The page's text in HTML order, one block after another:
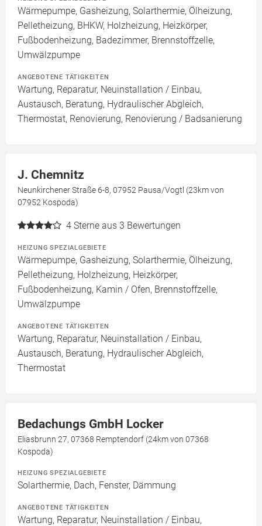
Wärmepumpe, Gasheizung, Solarthermie, Ölheizung,
Pelletheizung, BHKW, Holzheizung, Heizkörper,
Fußbodenheizung, Badezimmer, Brennstoffzelle,
Umwälzpumpe
ANGEBOTENE TÄTIGKEITEN
Wartung, Reparatur, Neuinstallation / Einbau,
Austausch, Beratung, Hydraulischer Abgleich,
Thermostat, Renovierung, Renovierung / Badsanierung
J. Chemnitz
Neunkirchener Straße 6-8, 07952 Pausa/Vogtl (23km von
07952 Kospoda)
4 Sterne aus 3 Bewertungen
HEIZUNG SPEZIALGEBIETE
Wärmepumpe, Gasheizung, Solarthermie, Ölheizung,
Pelletheizung, Holzheizung, Heizkörper,
Fußbodenheizung, Kamin / Ofen, Brennstoffzelle,
Umwälzpumpe
ANGEBOTENE TÄTIGKEITEN
Wartung, Reparatur, Neuinstallation / Einbau,
Austausch, Beratung, Hydraulischer Abgleich,
Thermostat
Bedachungs GmbH Locker
Eliasbrunn 27, 07368 Remptendorf (24km von 07368
Kospoda)
HEIZUNG SPEZIALGEBIETE
Solarthermie, Dach, Fenster, Dämmung
ANGEBOTENE TÄTIGKEITEN
Wartung, Reparatur, Neuinstallation / Einbau,